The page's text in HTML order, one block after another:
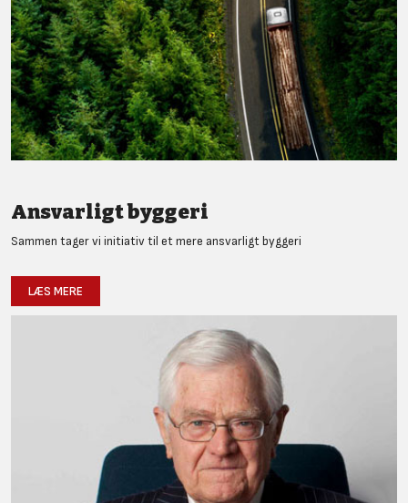
Ansvarligt byggeri
Sammen tager vi initiativ til et mere ansvarligt byggeri
LÆS MERE